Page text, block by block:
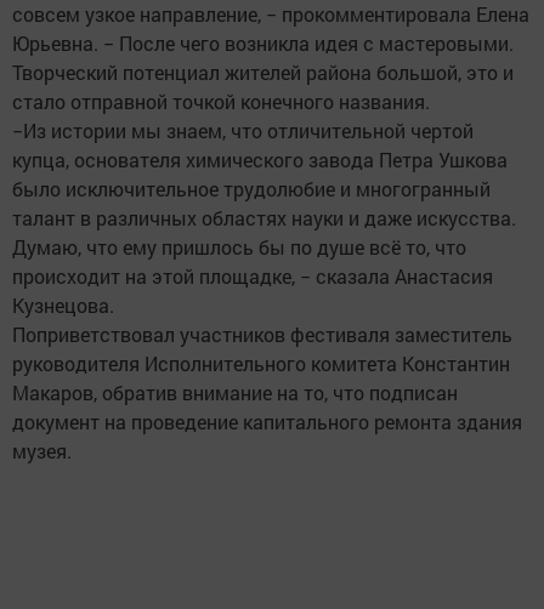
совсем узкое направление, − прокомментировала Елена
Юрьевна. − После чего возникла идея с мастеровыми.
Творческий потенциал жителей района большой, это и
стало отправной точкой конечного названия.
−Из истории мы знаем, что отличительной чертой
купца, основателя химического завода Петра Ушкова
было исключительное трудолюбие и многогранный
талант в различных областях науки и даже искусства.
Думаю, что ему пришлось бы по душе всё то, что
происходит на этой площадке, − сказала Анастасия
Кузнецова.
Поприветствовал участников фестиваля заместитель
руководителя Исполнительного комитета Константин
Макаров, обратив внимание на то, что подписан
документ на проведение капитального ремонта здания
музея.